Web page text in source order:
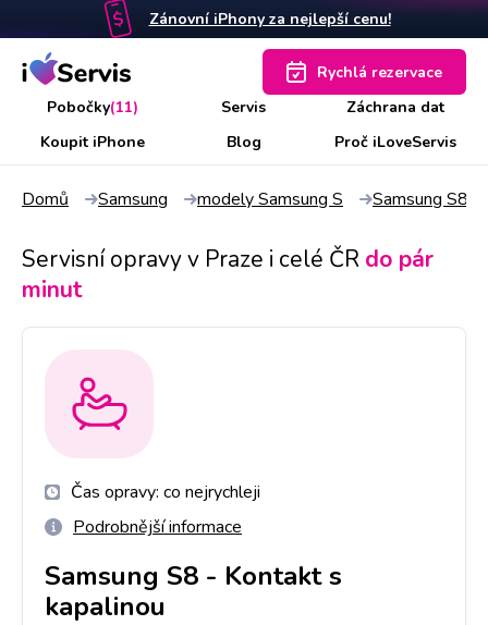
Zánovní iPhony za nejlepší cenu!
Pobočky(11) Servis
Záchrana dat
Koupit iPhone
Blog Proč iLoveServis
Rychlá rezervace
Domů Samsung modely Samsung S Samsung S8
Servisní opravy v Praze i celé ČR do pár
minut
Čas opravy: co nejrychleji
Podrobnější informace
Samsung S8 - Kontakt s
kapalinou